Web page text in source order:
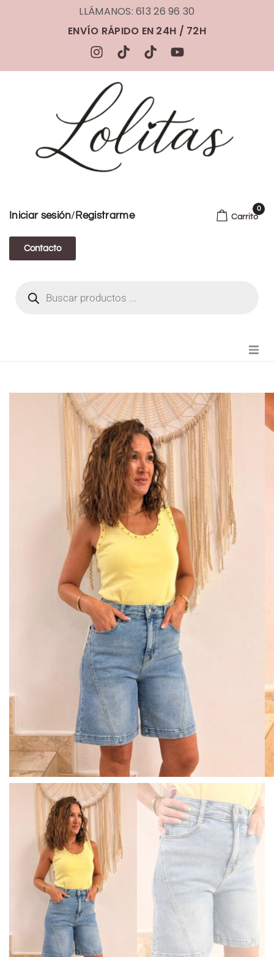
LLÁMANOS: 613 26 96 30
ENVÍO RÁPIDO EN 24H / 72H
Iniciar sesión/ Registrarme
Contacto
Carrito
0
FIANZA TIKTOK
MODA CHICA
BEAUTY
PERFUMES
BOLSOS Y MONEDEROS
CALZADO
COMPLEMENTOS
TECNOLOGIA
HOGAR
TARJETAS REGALO